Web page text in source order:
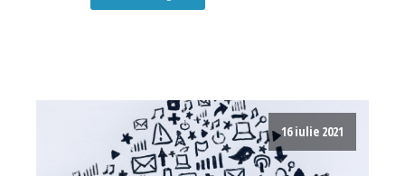
16 iulie 2021